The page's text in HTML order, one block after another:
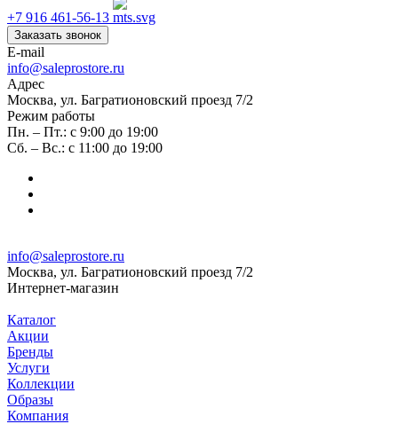
+7 916 461-56-13
Заказать звонок
E-mail
info@saleprostore.ru
Адрес
Москва, ул. Багратионовский проезд 7/2
Режим работы
Пн. – Пт.: с 9:00 до 19:00
Сб. – Вс.: с 11:00 до 19:00
info@saleprostore.ru
Москва, ул. Багратионовский проезд 7/2
Интернет-магазин
Каталог
Акции
Бренды
Услуги
Коллекции
Образы
Компания